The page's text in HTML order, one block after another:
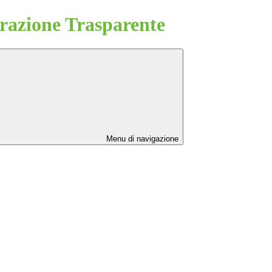
Trasparente
Menu di navigazione